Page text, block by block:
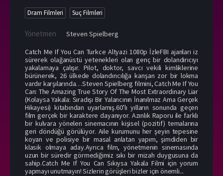
Dram Filmleri Suç Filmleri
Yönetmen
Steven Spielberg
Catch Me If You Can Turkce Altyazi 1080p İzleFBI ajanları iz
sürerek olağanüstü yetenekleri olan genç bir dolandırıcıyı
yakalamaya çalışır. Pilot, doktor, savcı vekili kimliklerine
bürünerek, 26 ülkede dolandırıcılığa karışan zor bir lokma
vardır karşılarında…Steven Spielberg filmini, Catch Me If You
Can: The Amazing True Story Of The Most Extraordinary Liar
(Kolaysa Yakala: Sıradışı Bir Yalancının İnanılmaz Ama Gerçek
Hikayesi) kitabından uyarlamış.60’lı yılların sonunda geçen
film gerçek bir karaktere dayanıyor. Azınlık Raporu ile farklı
bir kulvara yönelen sinemacının kişisel (pozitif) temalarına
geri döndüğü görülüyor. Aile kurumunu her şeyin tepesine
koyan ve polisiye bir masal anlatan yapım, şimdiden bir
klasik olmaya aday.Ayrıca film, yönetmenin sinemasında
uzun bir süredir görmediğimiz sıkı bir mizah duygusuna da
sahip.Catch Me If You Can Sıkıysa Yakala Filmi için yorum
yapmayı unutmayın! Sizlerin görüşleri bizler için önemli...